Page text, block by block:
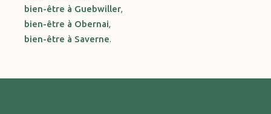
bien-être à Guebwiller,
bien-être à Obernai,
bien-être à Saverne.